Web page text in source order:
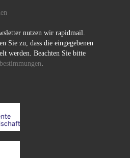
nutzen wir rapidmail.
Sie zu, dass die eingegebenen
werden. Beachten Sie bitte